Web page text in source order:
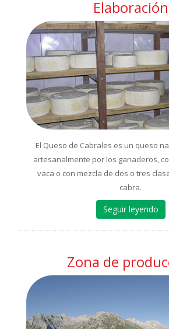
Elaboración
El Queso de Cabrales es un queso
artesanalmente por los ganaderos,
vaca o con mezcla de dos o tres
cabra.
Seguir leyendo
Zona de